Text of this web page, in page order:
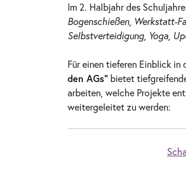
Im 2. Halbjahr des
Bogenschießen, Werkstatt-
Selbstverteidigung, Yoga,
Für einen tieferen Einblick
den AGs“ bietet
arbeiten, welche Projekte
weitergeleitet zu werden: